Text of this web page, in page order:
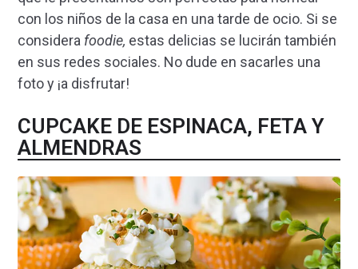
con los niños de la casa en una tarde de ocio. Si se
considera foodie, estas delicias se lucirán también
en sus redes sociales. No dude en sacarles una
foto y ¡a disfrutar!
CUPCAKE DE ESPINACA, FETA Y
ALMENDRAS